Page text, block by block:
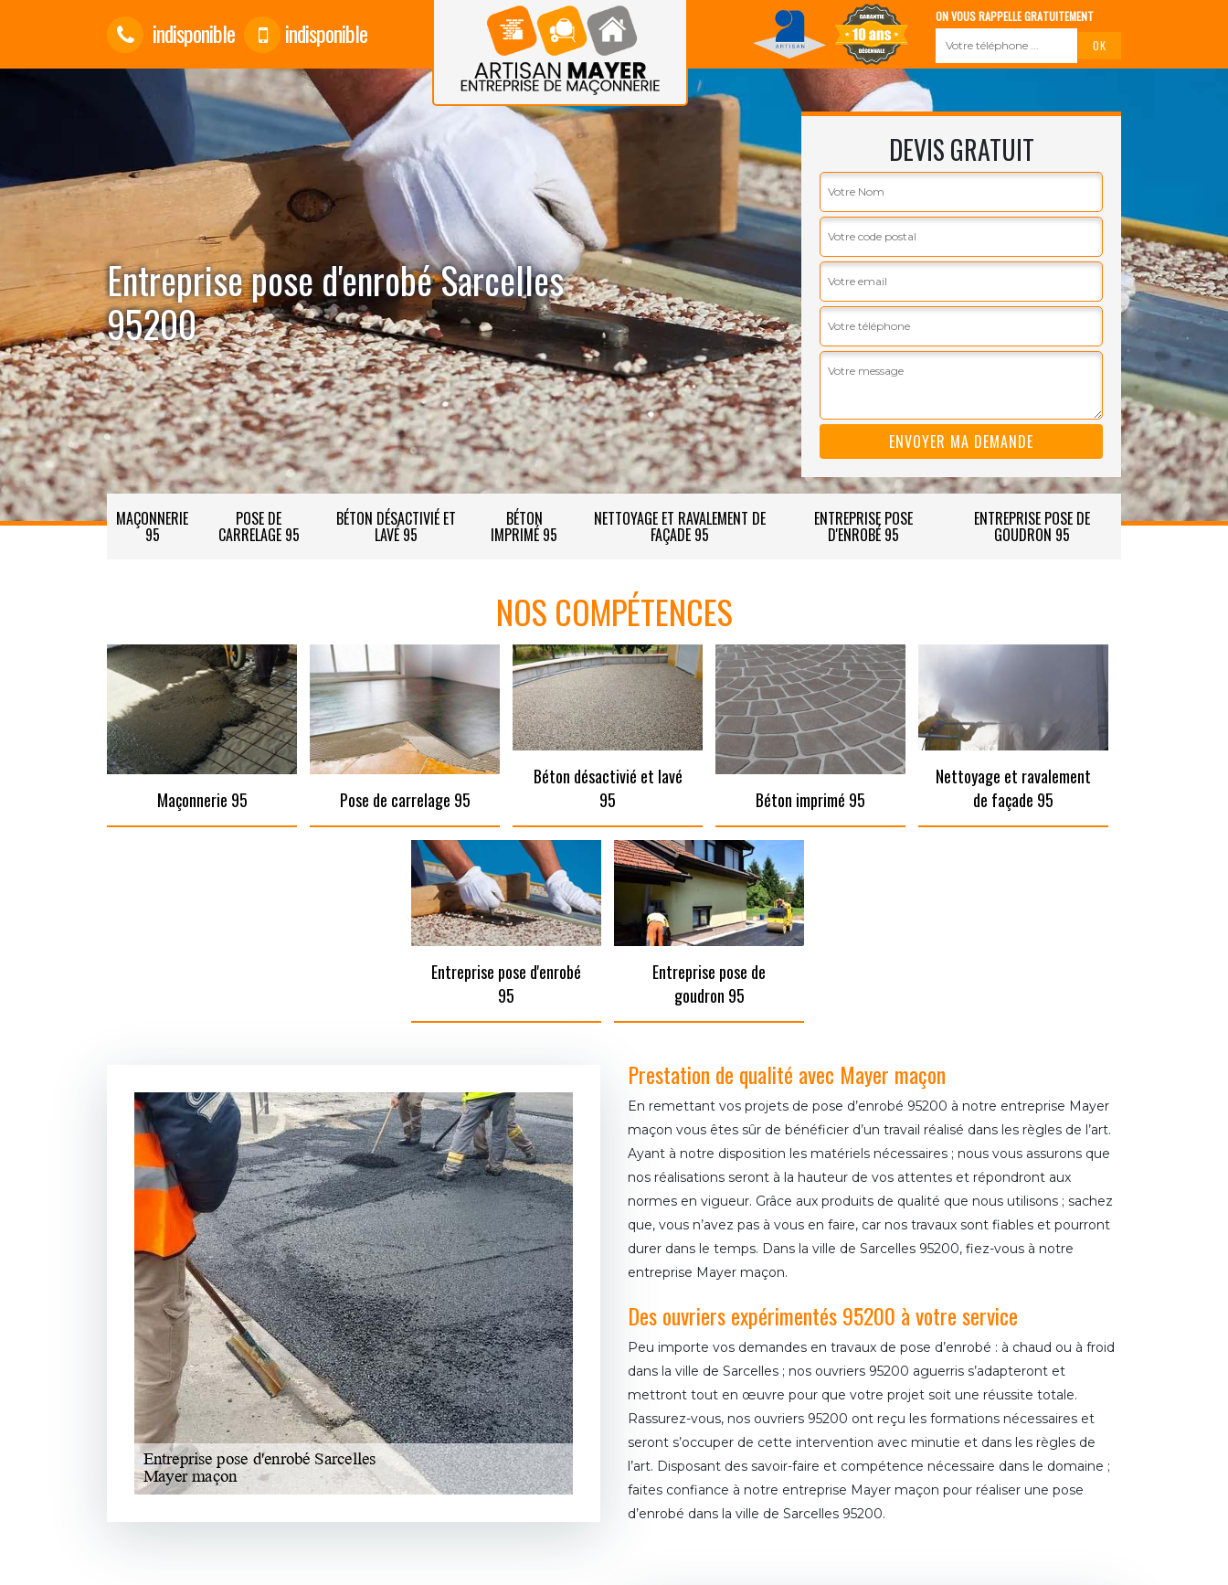
indisponible indisponible ON VOUS RAPPELLE GRATUITEMENT
Entreprise pose d'enrobé Sarcelles
95200
DEVIS GRATUIT
MAÇONNERIE
95
POSE DE
CARRELAGE 95
BÉTON DÉSACTIVIÉ ET
LAVÉ 95
BÉTON
IMPRIMÉ 95
NETTOYAGE ET RAVALEMENT DE
FAÇADE 95
ENTREPRISE POSE
D'ENROBÉ 95
ENTREPRISE POSE DE
GOUDRON 95
NOS COMPÉTENCES
Maçonnerie 95 Pose de carrelage 95
Béton désactivié et lavé
95
Béton imprimé 95
Nettoyage et ravalement
de façade 95
Entreprise pose d'enrobé
95
Entreprise pose de
goudron 95
Prestation de qualité avec Mayer maçon
En remettant vos projets de pose d’enrobé 95200 à notre entreprise Mayer
maçon vous êtes sûr de bénéficier d’un travail réalisé dans les règles de l’art.
Ayant à notre disposition les matériels nécessaires ; nous vous assurons que
nos réalisations seront à la hauteur de vos attentes et répondront aux
normes en vigueur. Grâce aux produits de qualité que nous utilisons ; sachez
que, vous n’avez pas à vous en faire, car nos travaux sont fiables et pourront
durer dans le temps. Dans la ville de Sarcelles 95200, fiez-vous à notre
entreprise Mayer maçon.
Des ouvriers expérimentés 95200 à votre service
Peu importe vos demandes en travaux de pose d’enrobé : à chaud ou à froid
dans la ville de Sarcelles ; nos ouvriers 95200 aguerris s’adapteront et
mettront tout en œuvre pour que votre projet soit une réussite totale.
Rassurez-vous, nos ouvriers 95200 ont reçu les formations nécessaires et
seront s’occuper de cette intervention avec minutie et dans les règles de
l’art. Disposant des savoir-faire et compétence nécessaire dans le domaine ;
faites confiance à notre entreprise Mayer maçon pour réaliser une pose
d’enrobé dans la ville de Sarcelles 95200.